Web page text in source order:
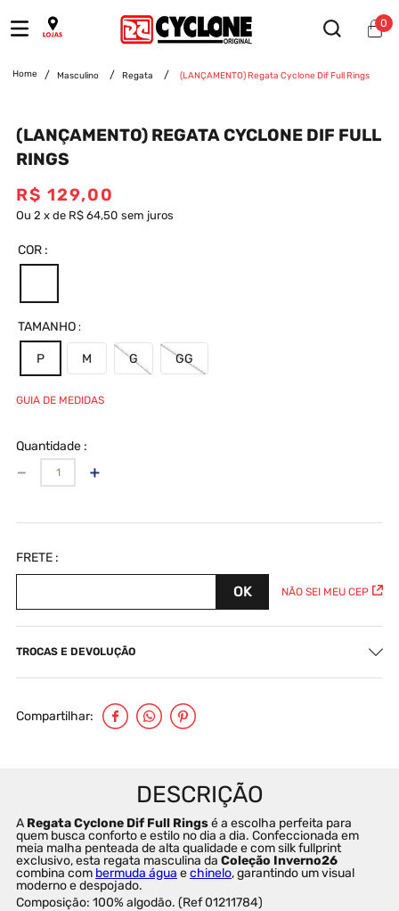
0
Masculino Regata (LANÇAMENTO) Regata Cyclone Dif Full Rings
(LANÇAMENTO) REGATA CYCLONE DIF FULL
RINGS
R$ 129,00
Ou 2 x de R$ 64,50 sem juros
COR
TAMANHO
P M G GG
GUIA DE MEDIDAS
Quantidade
＋
－
NÃO SEI MEU CEP
TROCAS E DEVOLUÇÃO
Compartilhar
A Regata Cyclone Dif Full Rings é a escolha perfeita para
quem busca conforto e estilo no dia a dia. Confeccionada em
meia malha penteada de alta qualidade e com silk fullprint
exclusivo, esta regata masculina da
combina com bermuda água e chinelo, garantindo um visual
moderno e despojado.
Composição: 100% algodão. (Ref 01211784)